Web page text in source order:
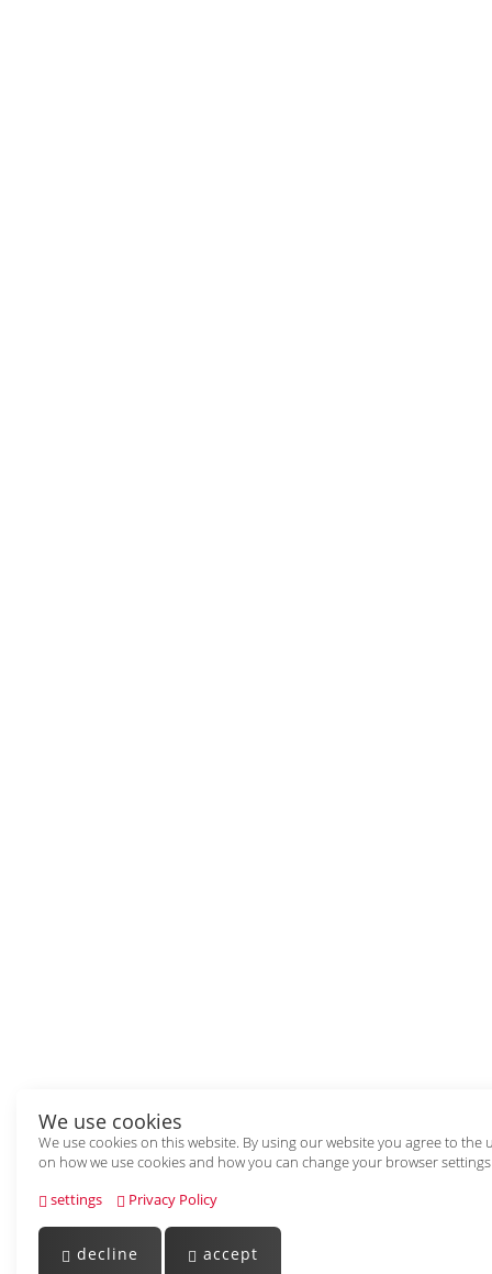
We use cookies
We use cookies on this website. By using our website you agree to
on how we use cookies and how you can change your browser
settings
Privacy Policy
decline accept